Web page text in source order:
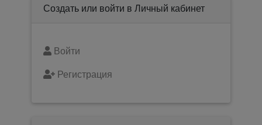
Создать или войти в Личный кабинет
Войти
Регистрация